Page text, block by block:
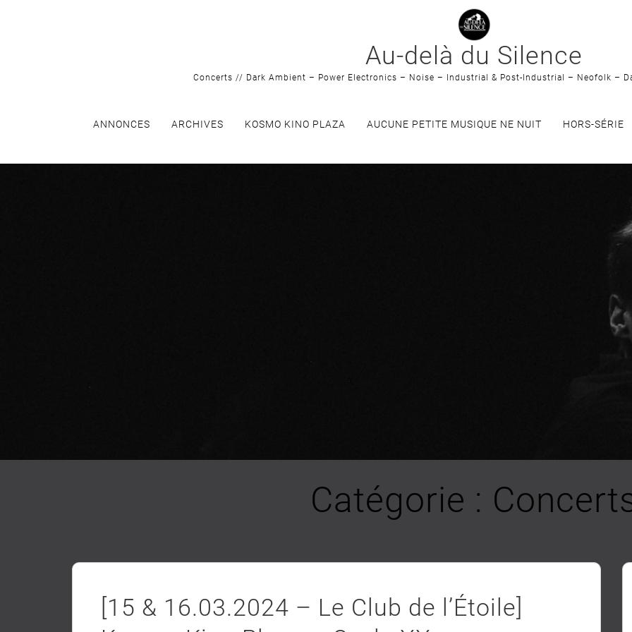
Au-delà du Silence
Concerts // Dark Ambient – Power Electronics – Noise – Industrial & Post-Industrial – Neofolk –
ANNONCES ARCHIVES KOSMO KINO PLAZA AUCUNE PETITE MUSIQUE NE NUIT HORS-SÉRIE
Catégorie :
[15 & 16.03.2024 – Le Club de l’Étoile]